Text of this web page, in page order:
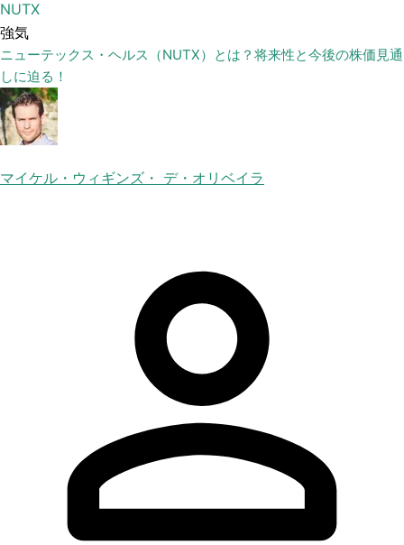
NUTX
強気
ニューテックス・ヘルス（NUTX）とは？将来性と今後の株価見通
しに迫る！
マイケル・ウィギンズ・ デ・オリベイラ